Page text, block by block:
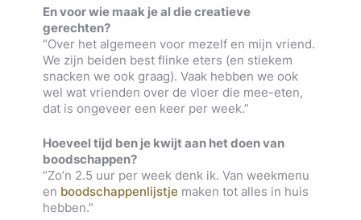
En voor wie maak je al die creatieve
gerechten?
“Over het algemeen voor mezelf en mijn vriend.
We zijn beiden best flinke eters (en stiekem
snacken we ook graag). Vaak hebben we ook
wel wat vrienden over de vloer die mee-eten,
dat is ongeveer een keer per week.”
Hoeveel tijd ben je kwijt aan het doen van
boodschappen?
“Zo’n 2.5 uur per week denk ik. Van weekmenu
en boodschappenlijstje maken tot alles in huis
hebben.”